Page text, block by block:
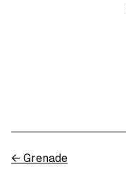
← Grenade